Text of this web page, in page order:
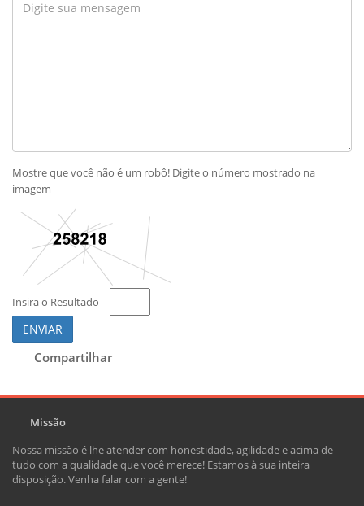
Mostre que você não é um robô! Digite o número mostrado na
imagem
Insira o Resultado
ENVIAR
Compartilhar
Missão
Nossa missão é lhe atender com honestidade, agilidade e acima de
tudo com a qualidade que você merece! Estamos à sua inteira
disposição. Venha falar com a gente!